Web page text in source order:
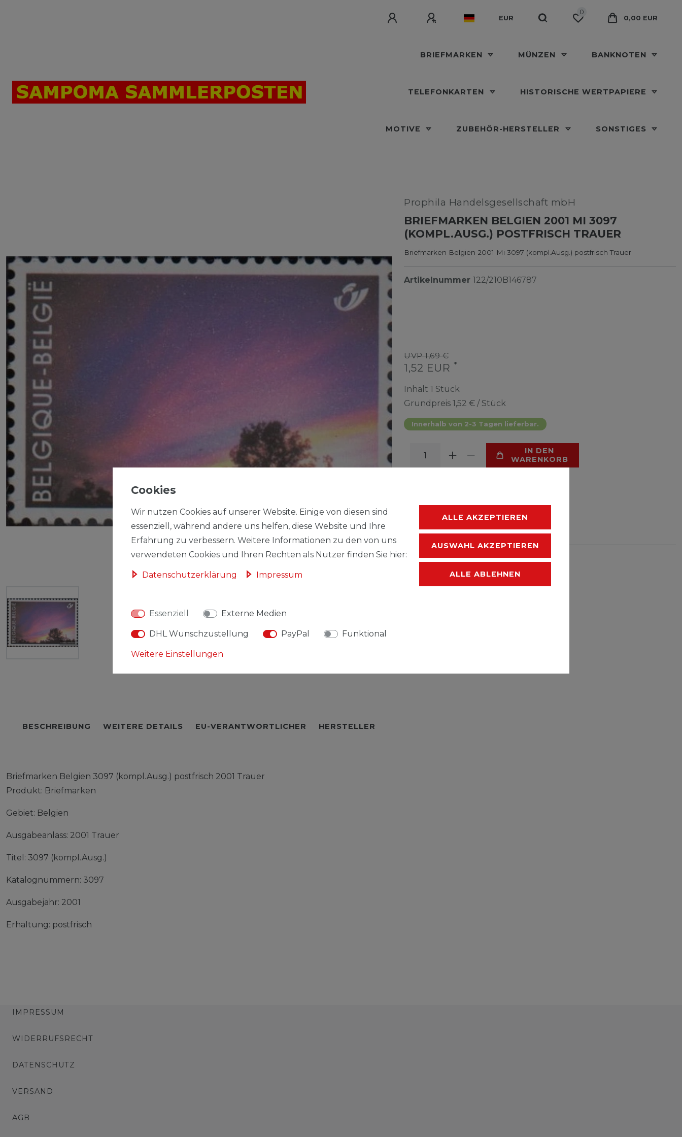
EUR
0
0,00 EUR
BRIEFMARKEN MÜNZEN BANKNOTEN
TELEFONKARTEN HISTORISCHE WERTPAPIERE
MOTIVE ZUBEHÖR-HERSTELLER SONSTIGES
Prophila Handelsgesellschaft mbH
BRIEFMARKEN BELGIEN 2001 MI 3097
(KOMPL.AUSG.) POSTFRISCH TRAUER
Briefmarken Belgien 2001 Mi 3097 (kompl.Ausg.) postfrisch Trauer
Artikelnummer 122/210B146787
UVP 1,69 €
1,52 EUR *
Inhalt 1 Stück
Grundpreis 1,52 € / Stück
Innerhalb von 2-3 Tagen lieferbar.
IN DEN
WARENKORB
WUNSCHLISTE
* inkl. ges. MwSt. zzgl.Versandkosten
BESCHREIBUNG WEITERE DETAILS EU-VERANTWORTLICHER HERSTELLER
Briefmarken Belgien 3097 (kompl.Ausg.) postfrisch 2001 Trauer
Produkt: Briefmarken
Gebiet: Belgien
Ausgabeanlass: 2001 Trauer
Titel: 3097 (kompl.Ausg.)
Katalognummern: 3097
Ausgabejahr: 2001
Erhaltung: postfrisch
IMPRESSUM
WIDERRUFSRECHT
DATENSCHUTZ
VERSAND
AGB
Cookies
Wir nutzen Cookies auf unserer Website. Einige von diesen sind
essenziell, während andere uns helfen, diese Website und Ihre
Erfahrung zu verbessern. Weitere Informationen zu den von uns
verwendeten Cookies und Ihren Rechten als Nutzer finden Sie hier:
Daten­schutz­erklärung Impressum
Essenziell Externe Medien
DHL Wunschzustellung PayPal Funktional
Weitere Einstellungen
ALLE AKZEPTIEREN
AUSWAHL AKZEPTIEREN
ALLE ABLEHNEN